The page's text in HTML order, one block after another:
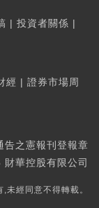
| 投資者關係 |
經 | 證券市場周
告之憲報刊登報章
華控股有限公司
未經同意不得轉載。